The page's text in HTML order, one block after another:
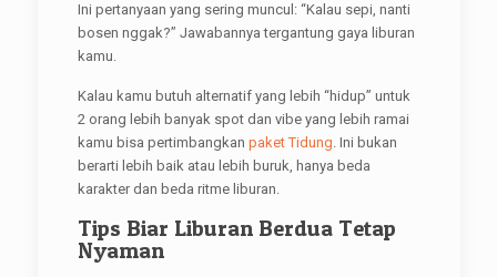
Ini pertanyaan yang sering muncul: “Kalau sepi, nanti
bosen nggak?” Jawabannya tergantung gaya liburan
kamu.
Kalau kamu butuh alternatif yang lebih “hidup” untuk
2 orang lebih banyak spot dan vibe yang lebih ramai
kamu bisa pertimbangkan paket Tidung. Ini bukan
berarti lebih baik atau lebih buruk, hanya beda
karakter dan beda ritme liburan.
Tips Biar Liburan Berdua Tetap
Nyaman